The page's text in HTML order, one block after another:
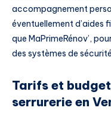
accompagnement
éventuellement d’aides
que MaPrimeRénov’,
des systèmes de
Tarifs et
serrurerie en